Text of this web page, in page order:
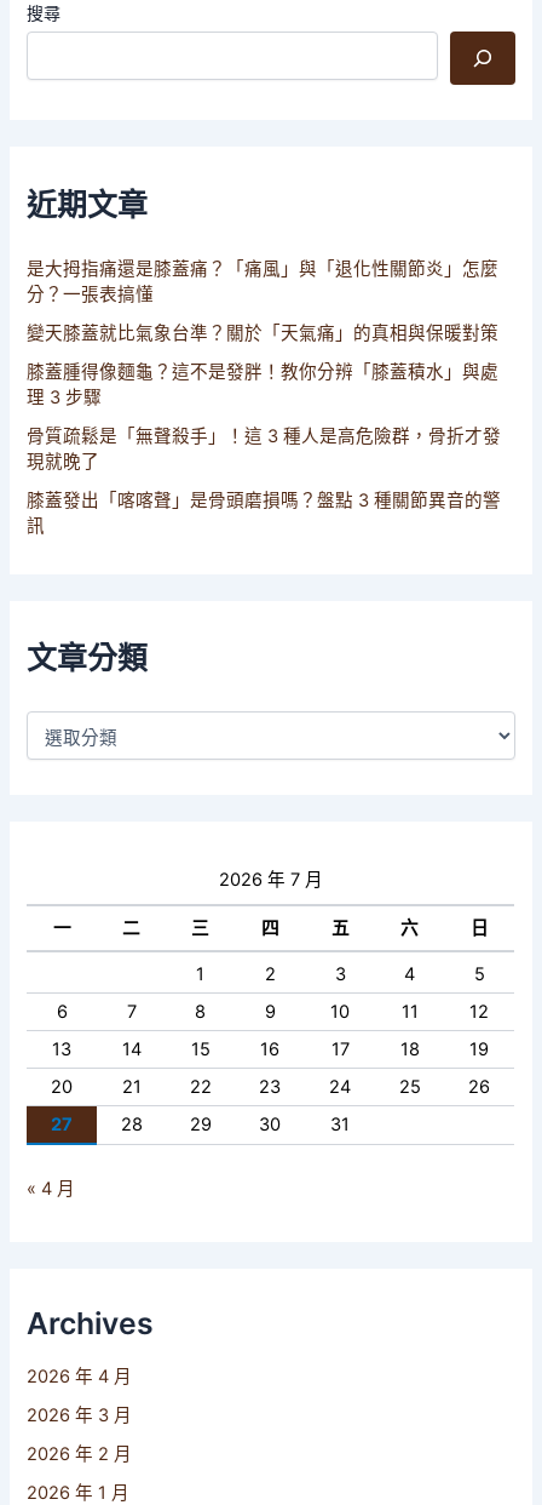
搜尋
近期文章
是大拇指痛還是膝蓋痛？「痛風」與「退化性關節炎」怎麼
分？一張表搞懂
變天膝蓋就比氣象台準？關於「天氣痛」的真相與保暖對策
膝蓋腫得像麵龜？這不是發胖！教你分辨「膝蓋積水」與處
理 3 步驟
骨質疏鬆是「無聲殺手」！這 3 種人是高危險群，骨折才發
現就晚了
膝蓋發出「喀喀聲」是骨頭磨損嗎？盤點 3 種關節異音的警
訊
文章分類
2026 年 7 月
一 二 三 四 五 六 日
1 2 3 4
5
6
7 8 9 10 11
12
13
14 15 16 17 18
19
20
21 22 23 24 25
26
27
28 29 30 31
« 4 月
Archives
2026 年 4 月
2026 年 3 月
2026 年 2 月
2026 年 1 月